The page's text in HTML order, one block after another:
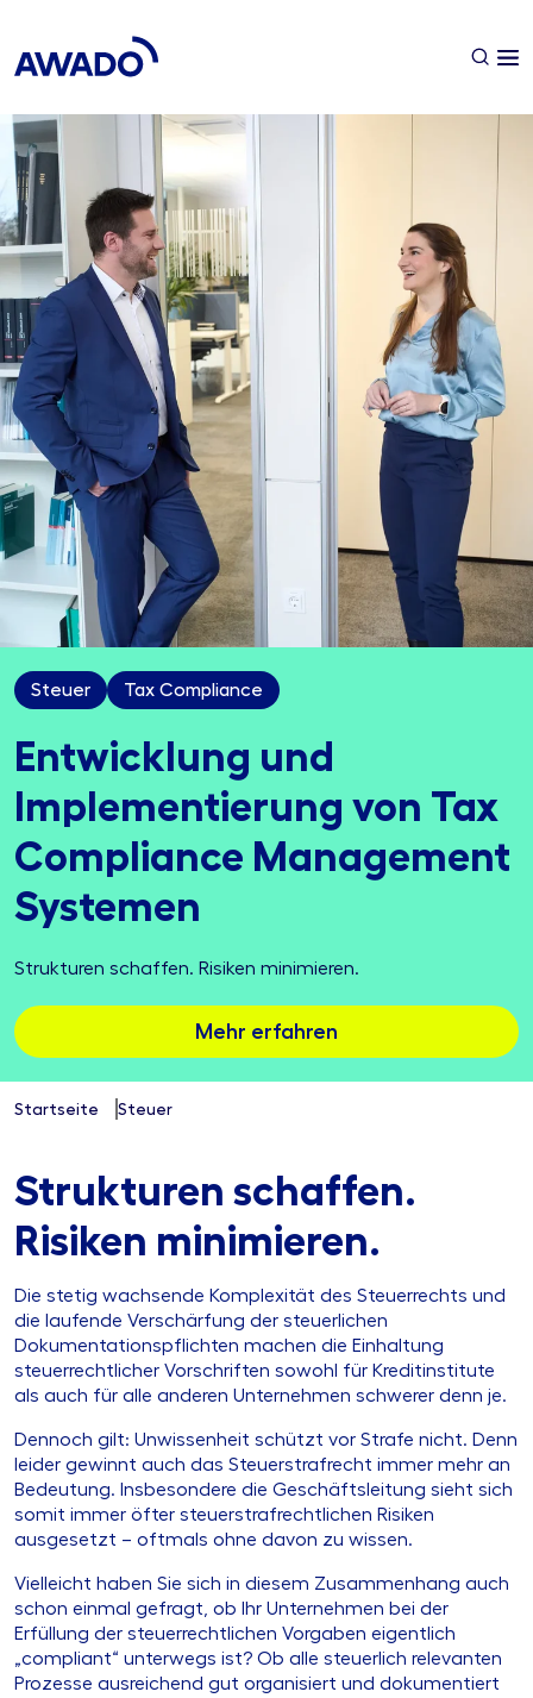
Steuer Tax Compliance
Entwicklung und
Implemen­tierung von Tax
Compliance Management
Systemen
Strukturen schaffen. Risiken minimieren.
Mehr erfahren
Startseite Steuer
Strukturen schaffen.
Risiken minimieren.
Die stetig wachsende Komplexität des Steuerrechts und
die laufende Verschärfung der steuerlichen
Dokumentationspflichten machen die Einhaltung
steuerrechtlicher Vorschriften sowohl für Kreditinstitute
als auch für alle anderen Unternehmen schwerer denn je.
Dennoch gilt: Unwissenheit schützt vor Strafe nicht. Denn
leider gewinnt auch das Steuerstrafrecht immer mehr an
Bedeutung. Insbesondere die Geschäftsleitung sieht sich
somit immer öfter steuerstrafrechtlichen Risiken
ausgesetzt – oftmals ohne davon zu wissen.
Vielleicht haben Sie sich in diesem Zusammenhang auch
schon einmal gefragt, ob Ihr Unternehmen bei der
Erfüllung der steuerrechtlichen Vorgaben eigentlich
„compliant“ unterwegs ist? Ob alle steuerlich relevanten
Prozesse ausreichend gut organisiert und dokumentiert